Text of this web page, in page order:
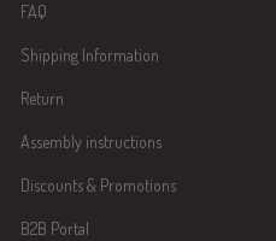
FAQ
Shipping Information
Return
Assembly instructions
Discounts & Promotions
B2B Portal